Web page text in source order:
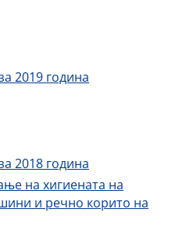
2019 година
2018 година
на хигиената на
и речно корито на